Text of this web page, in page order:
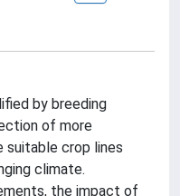
by breeding
of more
suitable crop lines
climate.
the impact of